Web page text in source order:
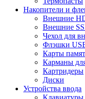
Накопители и
Внешние
Внешние
Чехол для
Флэшки
Карты
Карманы
Картридеры
Диски
Устройства ввода
Клавиатуры